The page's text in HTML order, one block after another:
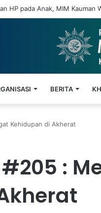
HP pada Anak, MIM Kauman
BERITA
Kehidupan di Akherat
: